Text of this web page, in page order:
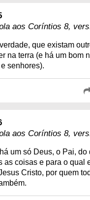
aos Coríntios 8,
que existam
na terra (e há um bom
senhores).
aos Coríntios 8,
um só Deus, o Pai, do
as coisas e para o qual
Cristo, por quem